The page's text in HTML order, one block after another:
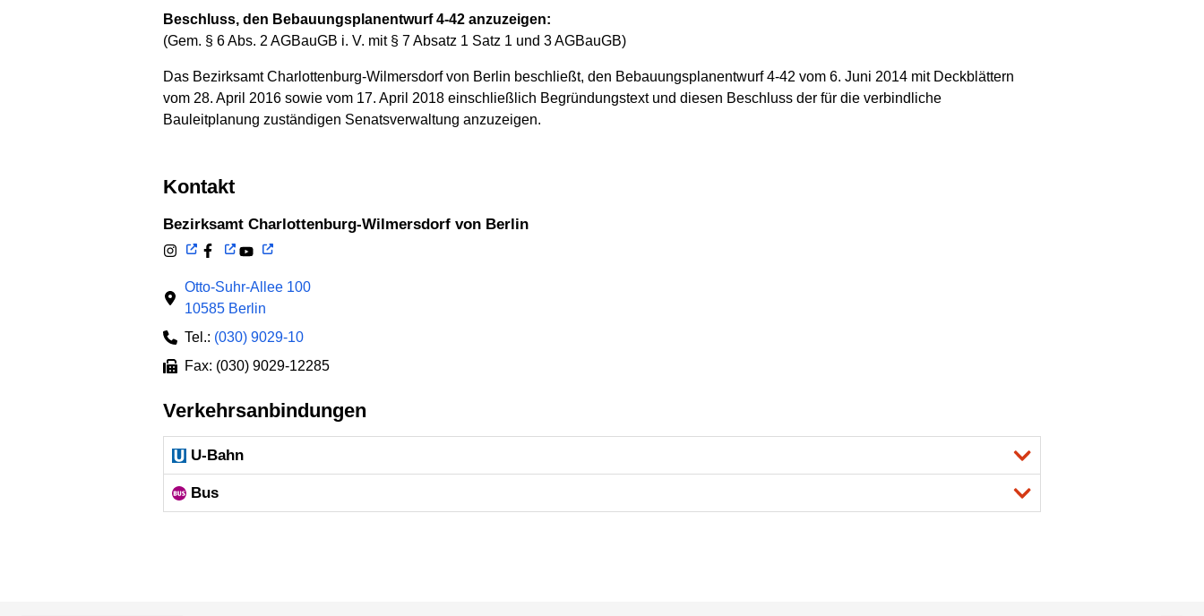
Beschluss, den Bebauungsplanentwurf 4-42 anzuzeigen:
(Gem. § 6 Abs. 2 AGBauGB i. V. mit § 7 Absatz 1 Satz 1 und 3 AGBauGB)
Das Bezirksamt Charlottenburg-Wilmersdorf von Berlin beschließt, den Bebauungsplanentwurf 4-42 vom 6. Juni 2014 mit Deckblättern
vom 28. April 2016 sowie vom 17. April 2018 einschließlich Begründungstext und diesen Beschluss der für die verbindliche
Bauleitplanung zuständigen Senatsverwaltung anzuzeigen.
Kontakt
Bezirksamt Charlottenburg-Wilmersdorf von Berlin
Otto-Suhr-Allee 100
10585 Berlin
Tel.: (030) 9029-10
Fax: (030) 9029-12285
Verkehrsanbindungen
U-Bahn
Bus